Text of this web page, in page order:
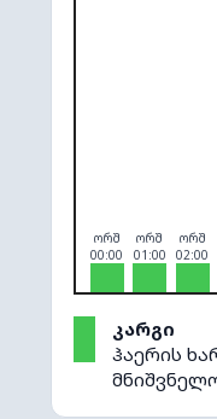
ორშ
00:00
ორშ
01:00
ორშ
02:00
კარგი
ჰაერის